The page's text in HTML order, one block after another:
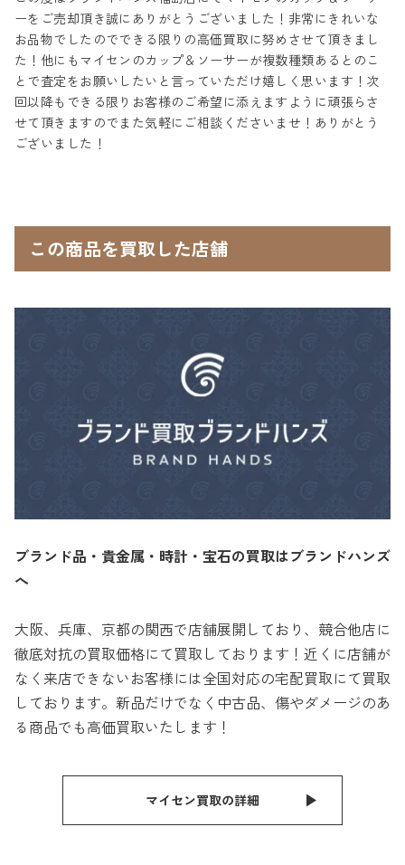
ーをご売却頂き誠にありがとうございました！非常にきれいな
お品物でしたのでできる限りの高価買取に努めさせて頂きまし
た！他にもマイセンのカップ＆ソーサーが複数種類あるとのこ
とで査定をお願いしたいと言っていただけ嬉しく思います！次
回以降もできる限りお客様のご希望に添えますように頑張らさ
せて頂きますのでまた気軽にご相談くださいませ！ありがとう
ございました！
この商品を買取した店舗
ブランド品・貴金属・時計・宝石の買取はブランドハンズ
へ
大阪、兵庫、京都の関西で店舗展開しており、競合他店に
徹底対抗の買取価格にて買取しております！近くに店舗が
なく来店できないお客様には全国対応の宅配買取にて買取
しております。新品だけでなく中古品、傷やダメージのあ
る商品でも高価買取いたします！
マイセン買取の詳細